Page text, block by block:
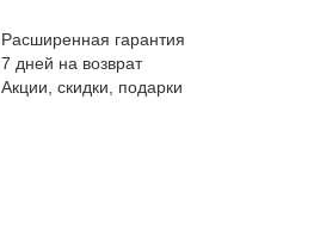
Расширенная гарантия
7 дней на возврат
Акции, скидки, подарки